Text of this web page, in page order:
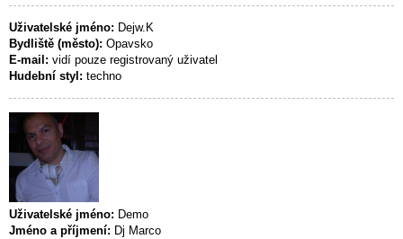
Uživatelské jméno: Dejw.K
Bydliště (město): Opavsko
E-mail: vidí pouze registrovaný uživatel
Hudební styl: techno
Uživatelské jméno: Demo
Jméno a příjmení: Dj Marco